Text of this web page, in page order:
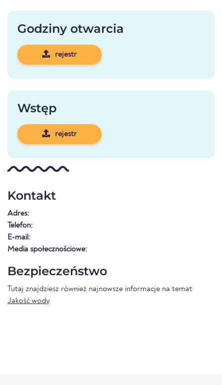
Godziny otwarcia
rejestr
Wstęp
rejestr
Kontakt
Adres:
Telefon:
E-mail:
Media społecznościowe:
Bezpieczeństwo
Tutaj znajdziesz również najnowsze informacje na temat
Jakość wody.